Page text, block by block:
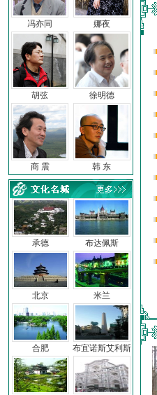
冯亦同 娜夜
胡弦 徐明德
商 震 韩 东
承德
北京
合肥
布达佩斯
米兰
布宜诺斯艾利斯